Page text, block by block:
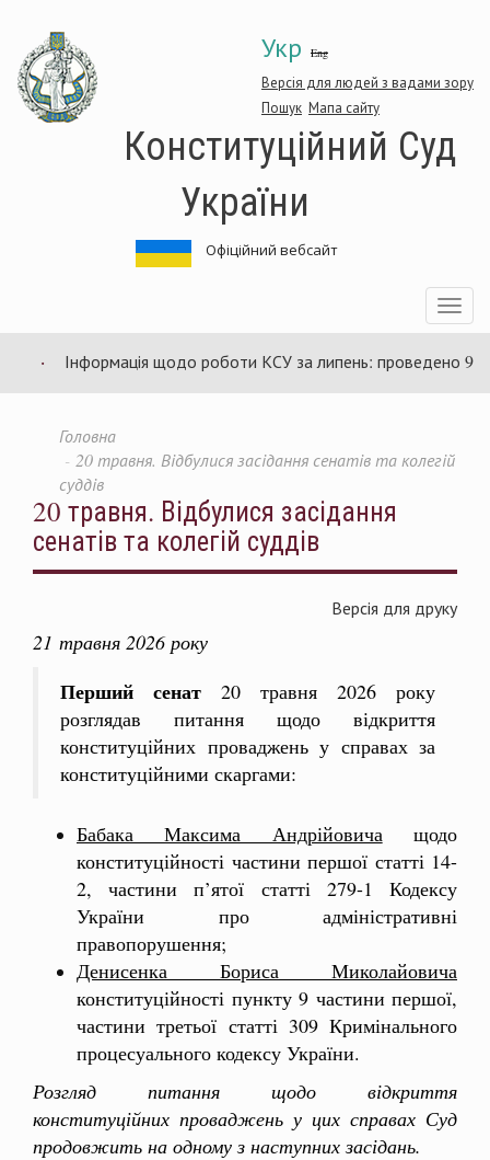
основного
матеріалу
Укр Eng
Версія для людей з вадами зору
Пошук Мапа сайту
Конституційний Суд
України
Офіційний вебсайт
Toggle
Інформація щодо роботи КСУ за липень: проведено 94
Головна
20 травня. Відбулися засідання сенатів та колегій
суддів
20 травня. Відбулися засідання
сенатів та колегій суддів
Версія для друку
21 травня 2026 року
Перший сенат 20 травня 2026 року
розглядав питання щодо відкриття
конституційних проваджень у справах за
конституційними скаргами:
Бабака Максима Андрійовича щодо
конституційності частини першої статті 14-
2, частини п’ятої статті 279-1 Кодексу
України про адміністративні
правопорушення;
Денисенка Бориса Миколайовича
конституційності пункту 9 частини першої,
частини третьої статті 309 Кримінального
процесуального кодексу України.
Розгляд питання щодо відкриття
конституційних проваджень у цих справах Суд
продовжить на одному з наступних засідань.